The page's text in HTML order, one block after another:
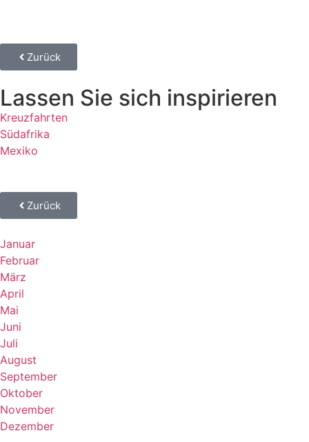
Zurück
Lassen Sie sich inspirieren
Kreuzfahrten
Südafrika
Mexiko
Zurück
Januar
Februar
März
April
Mai
Juni
Juli
August
September
Oktober
November
Dezember